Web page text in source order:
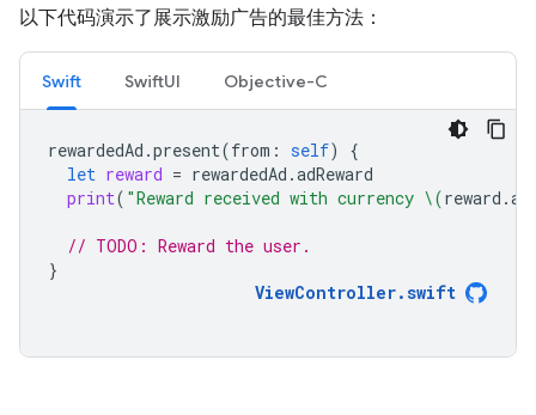
以下代码演示了展示激励广告的最佳方法：
Swift SwiftUI Objective-C
rewardedAd .present(from : self)
{
let reward = rewardedAd .adReward
print( "Reward received with currency \(reward .
// TODO: Reward the user.
}
ViewController.swift